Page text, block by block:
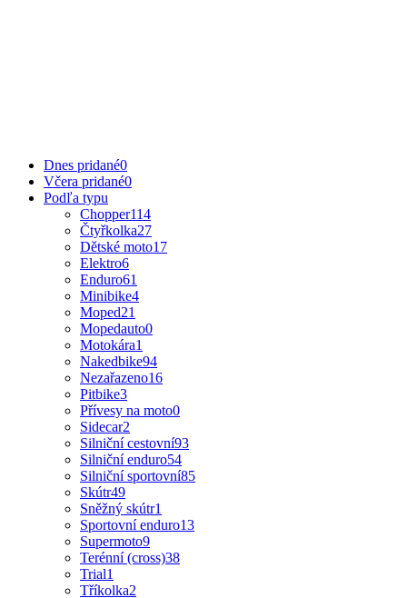
Dnes pridané0
Včera pridané0
Podľa typu
Chopper114
Čtyřkolka27
Dětské moto17
Elektro6
Enduro61
Minibike4
Moped21
Mopedauto0
Motokára1
Nakedbike94
Nezařazeno16
Pitbike3
Přívesy na moto0
Sidecar2
Silniční cestovní93
Silniční enduro54
Silniční sportovní85
Skútr49
Sněžný skútr1
Sportovní enduro13
Supermoto9
Terénní (cross)38
Trial1
Tříkolka2